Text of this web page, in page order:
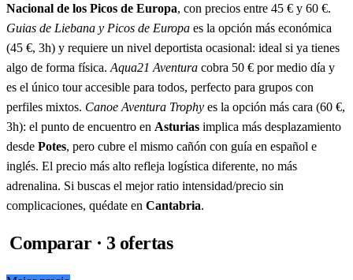
Nacional de los Picos de Europa, con precios entre 45 € y 60 €.
Guias de Liebana y Picos de Europa es la opción más económica
(45 €, 3h) y requiere un nivel deportista ocasional: ideal si ya tienes
algo de forma física. Aqua21 Aventura cobra 50 € por medio día y
es el único tour accesible para todos, perfecto para grupos con
perfiles mixtos. Canoe Aventura Trophy es la opción más cara (60 €,
3h): el punto de encuentro en Asturias implica más desplazamiento
desde Potes, pero cubre el mismo cañón con guía en español e
inglés. El precio más alto refleja logística diferente, no más
adrenalina. Si buscas el mejor ratio intensidad/precio sin
complicaciones, quédate en Cantabria.
Comparar · 3 ofertas